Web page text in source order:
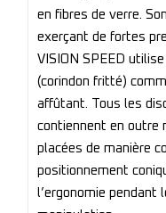
en fibres de verre.
exerçant de fortes
VISION SPEED
(corindon fritté)
affûtant. Tous les
contiennent en outre
placées de manière
positionnement
l’ergonomie pendant